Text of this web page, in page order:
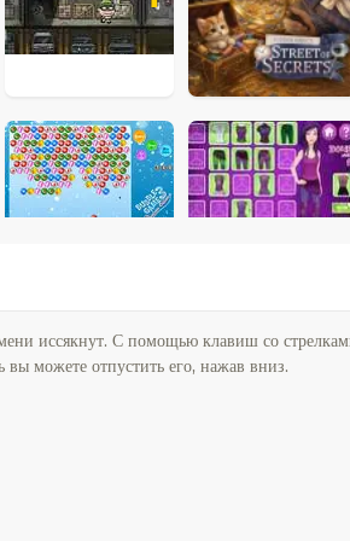
иссякнут. С помощью клавиш со
можете отпустить его, нажав вниз.